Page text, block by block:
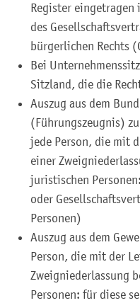
Register
des
bürgerlichen Rechts
Bei
Sitzland, die die
Auszug aus dem
(Führungszeugnis)
jede Person, die mit
einer
juristischen
oder
Personen)
Auszug aus dem
Person, die mit der
Zweigniederlassung
Personen: für diese